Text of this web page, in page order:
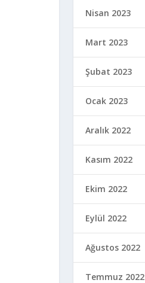
Nisan 2023
Mart 2023
Şubat 2023
Ocak 2023
Aralık 2022
Kasım 2022
Ekim 2022
Eylül 2022
Ağustos 2022
Temmuz 2022